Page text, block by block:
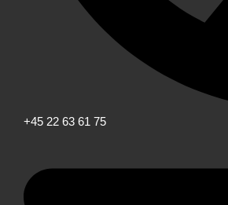
+45 22 63 61 75